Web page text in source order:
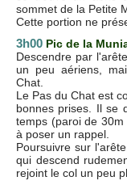
sommet de la Petite
Cette portion ne
3h00 Pic de la
Descendre par
un peu aériens,
Chat.
Le Pas du Chat est
bonnes prises. Il se
temps (paroi de
à poser un rappel.
Poursuivre sur
qui descend
rejoint le col un peu